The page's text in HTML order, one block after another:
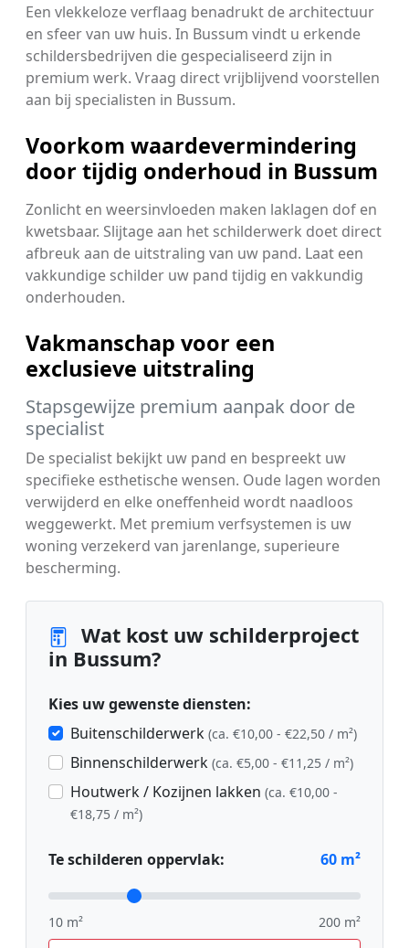
Een vlekkeloze verflaag benadrukt de architectuur
en sfeer van uw huis. In Bussum vindt u erkende
schildersbedrijven die gespecialiseerd zijn in
premium werk. Vraag direct vrijblijvend voorstellen
aan bij specialisten in Bussum.
Voorkom waardevermindering
door tijdig onderhoud in Bussum
Zonlicht en weersinvloeden maken laklagen dof en
kwetsbaar. Slijtage aan het schilderwerk doet direct
afbreuk aan de uitstraling van uw pand. Laat een
vakkundige schilder uw pand tijdig en vakkundig
onderhouden.
Vakmanschap voor een
exclusieve uitstraling
Stapsgewijze premium aanpak door de
specialist
De specialist bekijkt uw pand en bespreekt uw
specifieke esthetische wensen. Oude lagen worden
verwijderd en elke oneffenheid wordt naadloos
weggewerkt. Met premium verfsystemen is uw
woning verzekerd van jarenlange, superieure
bescherming.
Wat kost uw schilderproject
in Bussum?
Kies uw gewenste diensten:
Buitenschilderwerk (ca. €10,00 - €22,50 / m²)
Binnenschilderwerk (ca. €5,00 - €11,25 / m²)
Houtwerk / Kozijnen lakken (ca. €10,00 -
€18,75 / m²)
Te schilderen oppervlak: 60 m²
10 m² 200 m²